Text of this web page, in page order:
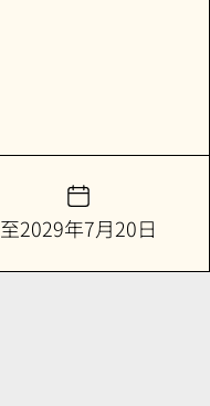
至2029年7月20日